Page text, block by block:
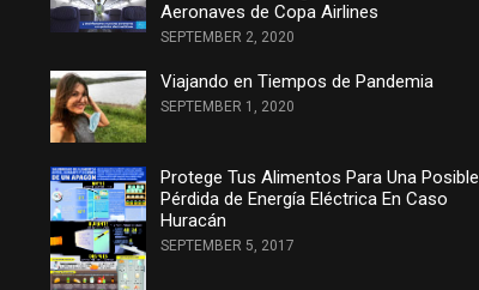
Aeronaves de Copa Airlines
SEPTEMBER 2, 2020
Viajando en Tiempos de Pandemia
SEPTEMBER 1, 2020
Protege Tus Alimentos Para Una Posible
Pérdida de Energía Eléctrica En Caso
Huracán
SEPTEMBER 5, 2017